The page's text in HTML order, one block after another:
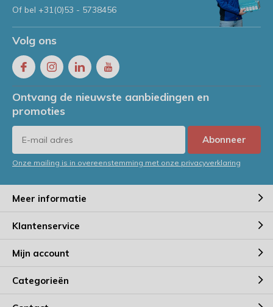
Of bel +31(0)53 - 5738456
Volg ons
Ontvang de nieuwste aanbiedingen en
promoties
Abonneer
Onze mailing is in overeenstemming met onze privacyverklaring
Meer informatie
Klantenservice
Mijn account
Categorieën